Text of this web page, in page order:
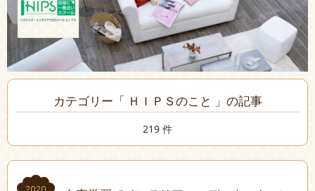
カテゴリー「 ＨＩＰＳのこと 」の記事
219 件
2020
2020